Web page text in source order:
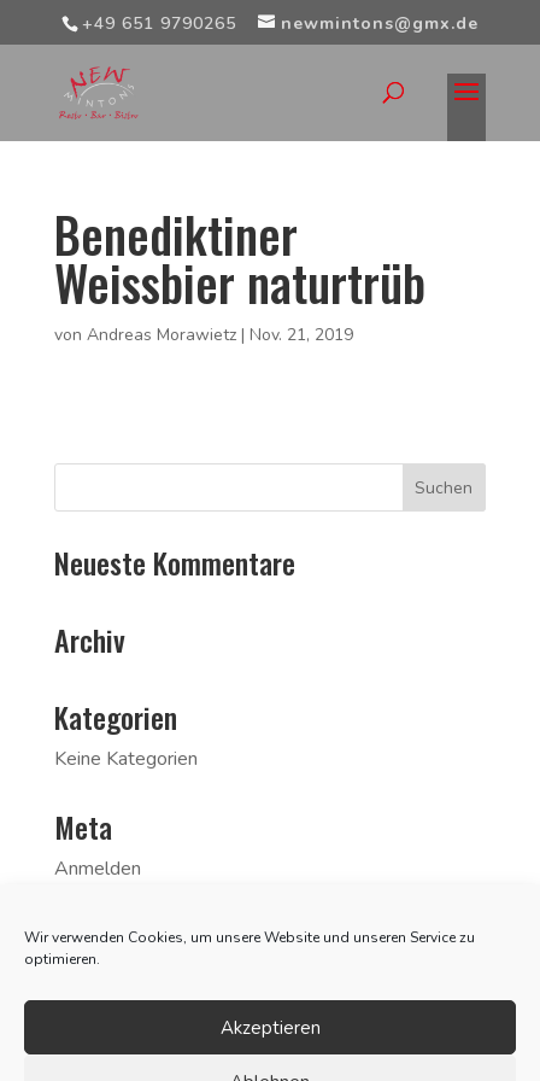
Wir verwenden Cookies, um unsere Website und unseren Service zu
optimieren.
Akzeptieren
+49 651 9790265 newmintons@gmx.de
Benediktiner
Weissbier naturtrüb
von Andreas Morawietz| Nov. 21, 2019
Neueste Kommentare
Archiv
Kategorien
Keine Kategorien
Meta
Anmelden
Kommentar-Feed
WordPress.org